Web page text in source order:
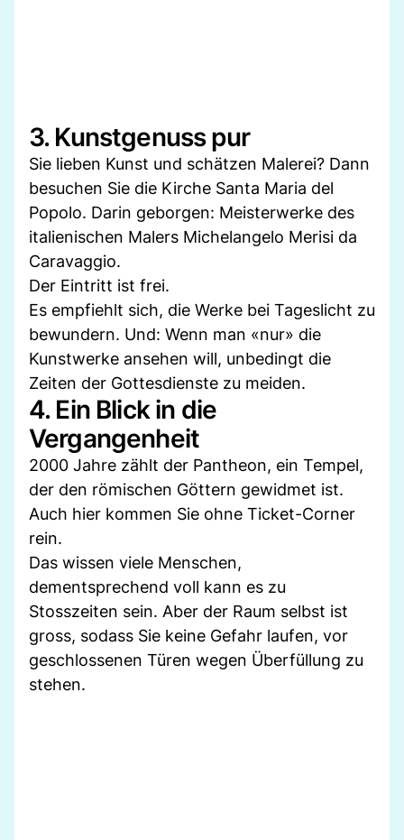
3. Kunstgenuss pur
Sie lieben Kunst und schätzen Malerei? Dann
besuchen Sie die Kirche Santa Maria del
Popolo. Darin geborgen: Meisterwerke des
italienischen Malers Michelangelo Merisi da
Caravaggio.
Der Eintritt ist frei.
Es empfiehlt sich, die Werke bei Tageslicht zu
bewundern. Und: Wenn man «nur» die
Kunstwerke ansehen will, unbedingt die
Zeiten der Gottesdienste zu meiden.
4. Ein Blick in die
Vergangenheit
2000 Jahre zählt der Pantheon, ein Tempel,
der den römischen Göttern gewidmet ist.
Auch hier kommen Sie ohne Ticket-Corner
rein.
Das wissen viele Menschen,
dementsprechend voll kann es zu
Stosszeiten sein. Aber der Raum selbst ist
gross, sodass Sie keine Gefahr laufen, vor
geschlossenen Türen wegen Überfüllung zu
stehen.